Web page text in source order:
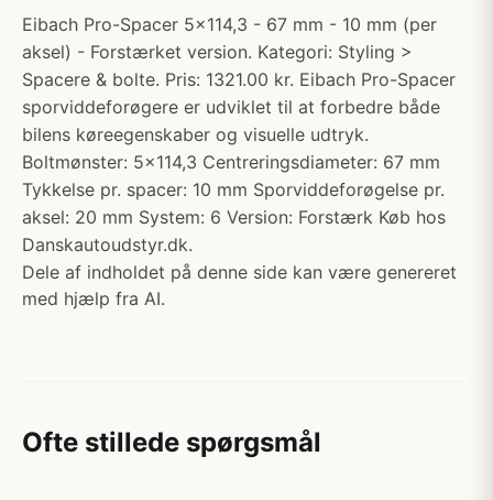
Eibach Pro-Spacer 5x114,3 - 67 mm - 10 mm (per
aksel) - Forstærket version. Kategori: Styling >
Spacere & bolte. Pris: 1321.00 kr. Eibach Pro-Spacer
sporviddeforøgere er udviklet til at forbedre både
bilens køreegenskaber og visuelle udtryk.
Boltmønster: 5x114,3 Centreringsdiameter: 67 mm
Tykkelse pr. spacer: 10 mm Sporviddeforøgelse pr.
aksel: 20 mm System: 6 Version: Forstærk Køb hos
Danskautoudstyr.dk.
Dele af indholdet på denne side kan være genereret
med hjælp fra AI.
Ofte stillede spørgsmål